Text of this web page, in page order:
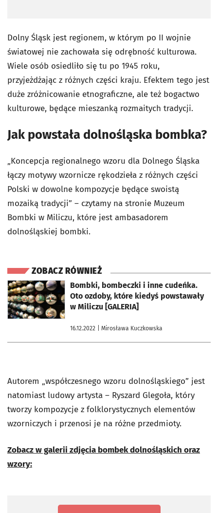
Dolny Śląsk jest regionem, w którym po II wojnie
światowej nie zachowała się odrębność kulturowa.
Wiele osób osiedliło się tu po 1945 roku,
przyjeżdżając z różnych części kraju. Efektem tego jest
duże zróżnicowanie etnograficzne, ale też bogactwo
kulturowe, będące mieszanką rozmaitych tradycji.
Jak powstała dolnośląska bombka?
„Koncepcja regionalnego wzoru dla Dolnego Śląska
łączy motywy wzornicze rękodzieła z różnych części
Polski w dowolne kompozycje będące swoistą
mozaiką tradycji” – czytamy na stronie Muzeum
Bombki w Miliczu, które jest ambasadorem
dolnośląskiej bombki.
ZOBACZ RÓWNIEŻ
Bombki, bombeczki i inne cudeńka.
Oto ozdoby, które kiedyś powstawały
w Miliczu [GALERIA]
16.12.2022 | Mirosława Kuczkowska
otworzy się w nowej karcie
Autorem „współczesnego wzoru dolnośląskiego” jest
natomiast ludowy artysta – Ryszard Glegoła, który
tworzy kompozycje z folklorystycznych elementów
wzorniczych i przenosi je na różne przedmioty.
Zobacz w galerii zdjęcia bombek dolnośląskich oraz
wzory: